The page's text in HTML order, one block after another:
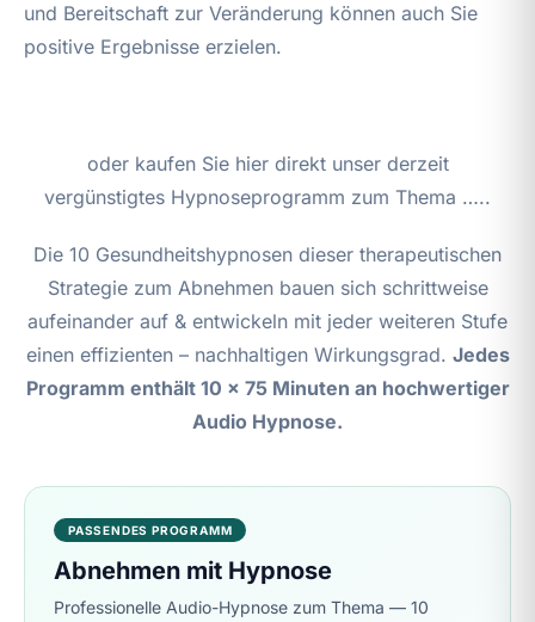
und Bereitschaft zur Veränderung können auch Sie
positive Ergebnisse erzielen.
oder kaufen Sie hier direkt unser derzeit
vergünstigtes Hypnoseprogramm zum Thema …..
Die 10 Gesundheitshypnosen dieser therapeutischen
Strategie zum Abnehmen bauen sich schrittweise
aufeinander auf & entwickeln mit jeder weiteren Stufe
einen effizienten – nachhaltigen Wirkungsgrad. Jedes
Programm enthält 10 x 75 Minuten an hochwertiger
Audio Hypnose.
PASSENDES PROGRAMM
Abnehmen mit Hypnose
Professionelle Audio-Hypnose zum Thema — 10